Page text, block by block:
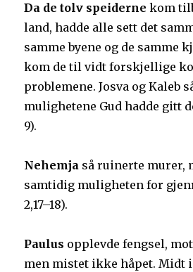
Da de tolv speiderne kom
land, hadde alle sett det
samme byene og de samme
kom de til vidt forskjellige
problemene. Josva og Kaleb
mulighetene Gud hadde gitt
9).
Nehemja så ruinerte murer,
samtidig muligheten for
2,17–18).
Paulus opplevde fengsel,
men mistet ikke håpet. Midt